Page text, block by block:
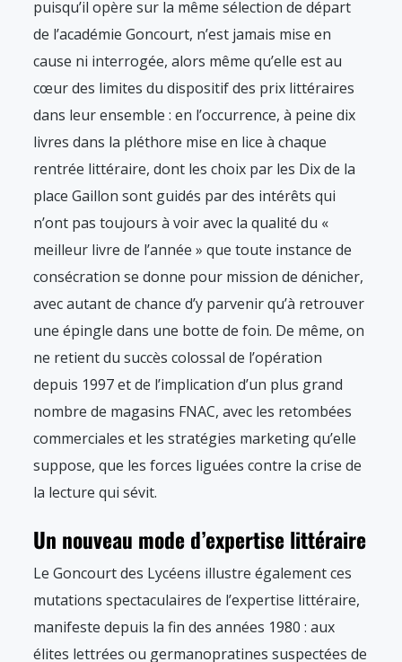
puisqu’il opère sur la même sélection de départ
de l’académie Goncourt, n’est jamais mise en
cause ni interrogée, alors même qu’elle est au
cœur des limites du dispositif des prix littéraires
dans leur ensemble : en l’occurrence, à peine dix
livres dans la pléthore mise en lice à chaque
rentrée littéraire, dont les choix par les Dix de la
place Gaillon sont guidés par des intérêts qui
n’ont pas toujours à voir avec la qualité du «
meilleur livre de l’année » que toute instance de
consécration se donne pour mission de dénicher,
avec autant de chance d’y parvenir qu’à retrouver
une épingle dans une botte de foin. De même, on
ne retient du succès colossal de l’opération
depuis 1997 et de l’implication d’un plus grand
nombre de magasins FNAC, avec les retombées
commerciales et les stratégies marketing qu’elle
suppose, que les forces liguées contre la crise de
la lecture qui sévit.
Un nouveau mode d’expertise littéraire
Le Goncourt des Lycéens illustre également ces
mutations spectaculaires de l’expertise littéraire,
manifeste depuis la fin des années 1980 : aux
élites lettrées ou germanopratines suspectées de